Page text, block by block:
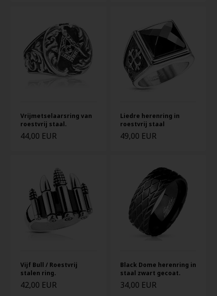
Vrijmetselaarsring van
roestvrij staal.
44,00 EUR
Liedre herenring in
roestvrij staal
49,00 EUR
Vijf Bull / Roestvrij
stalen ring.
42,00 EUR
Black Dome herenring in
staal zwart gecoat.
34,00 EUR